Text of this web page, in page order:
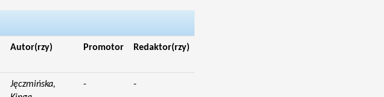
Autor(rzy) Promotor Redaktor(rzy)
Jęczmińska,
- -